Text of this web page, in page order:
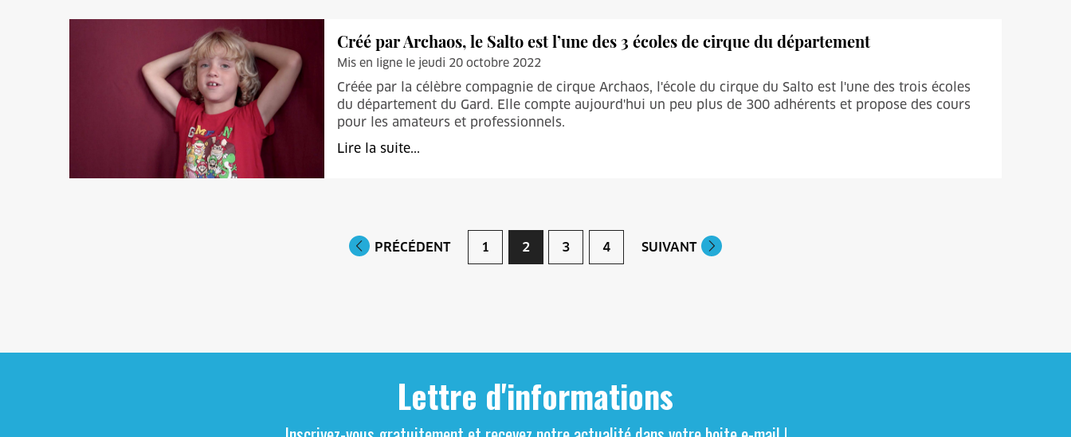
Créé par Archaos, le Salto est l’une des 3 écoles de cirque du département
Mis en ligne le jeudi 20 octobre 2022
Créée par la célèbre compagnie de cirque Archaos, l'école du cirque du Salto est l'une des trois écoles
du département du Gard. Elle compte aujourd'hui un peu plus de 300 adhérents et propose des cours
pour les amateurs et professionnels.
Lire la suite...
PRÉCÉDENT 1 2 3 4 SUIVANT
Lettre d'informations